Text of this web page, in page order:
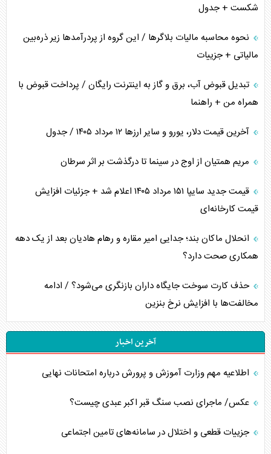
شکست + جدول
نحوه محاسبه مالیات بلاگر‌ها / این گروه از پردرآمد‌ها زیر ذره‌بین
مالیاتی + جزییات
تبدیل قبوض آب، برق و گاز به اینترنت رایگان / پرداخت قبوض با
همراه من + راهنما
آخرین قیمت دلار، یورو و سایر ارز‌ها ۱۲ مرداد ۱۴۰۵ / جدول
مریم همتیان از اوج در سینما تا درگذشت بر اثر سرطان
قیمت جدید سایپا ۱۵۱ مرداد ۱۴۰۵ اعلام شد + جزئیات افزایش
قیمت کارخانه‌ای
انحلال ماکان بند؛ جدایی امیر مقاره و رهام هادیان بعد از یک دهه
همکاری صحت دارد؟
حذف کارت سوخت جایگاه داران بازنگری می‌شود؟ / ادامه
مخالفت‌ها با افزایش نرخ بنزین
آخرین اخبار
اطلاعیه مهم وزارت آموزش و پرورش درباره امتحانات نهایی
عکس/ ماجرای نصب سنگ قبر اکبر عبدی چیست؟
جزییات قطعی و اختلال در سامانه‌های تامین اجتماعی